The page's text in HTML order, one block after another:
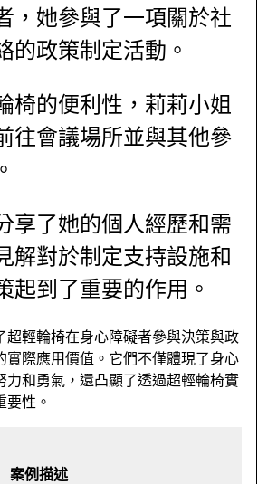
，她參與了一項關於社
的政策制定活動。
椅的便利性，莉莉小姐
往會議場所並與其他參
享了她的個人經歷和需
解對於制定支持設施和
起到了重要的作用。
超輕輪椅在身心障礙者參與決策與政
實際應用價值。它們不僅體現了身心
力和勇氣，還凸顯了透過超輕輪椅實
要性。
案例描述